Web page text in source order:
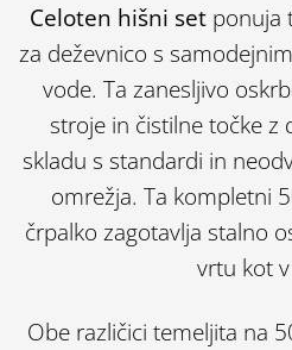
Celoten hišni setponuja
za deževnico s
vode. Ta zanesljivo
stroje in čistilne točke z
skladu s standardi in
omrežja. Ta kompletni
črpalko zagotavlja stalno
vrtu kot
Obe različici temeljita na